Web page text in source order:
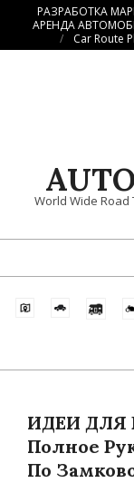
ПерейтиРАЗРАБОТКА
АРЕНДА
Car Route
World Wide
навигационное
ИДЕИ ДЛЯ
Полное
По